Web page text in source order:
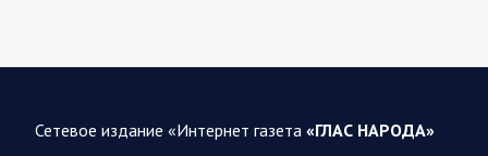
На Кумысной поляне Саратове проводится
дератизация
Сетевое издание «Интернет газета «ГЛАС НАРОДА»